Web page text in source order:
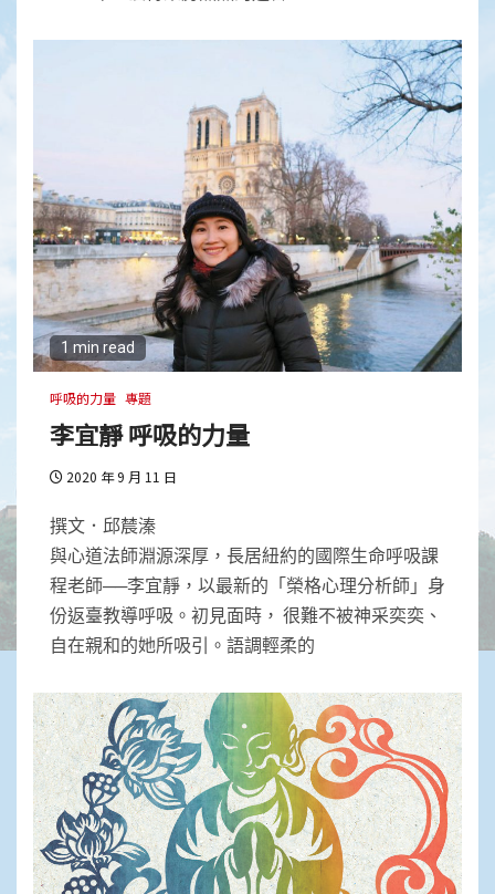
1 min read
呼吸的力量 專題
李宜靜 呼吸的力量
2020 年 9 月 11 日
撰文．邱辳溱
與心道法師淵源深厚，長居紐約的國際生命呼吸課
程老師──李宜靜，以最新的「榮格心理分析師」身
份返臺教導呼吸。初見面時， 很難不被神采奕奕、
自在親和的她所吸引。語調輕柔的